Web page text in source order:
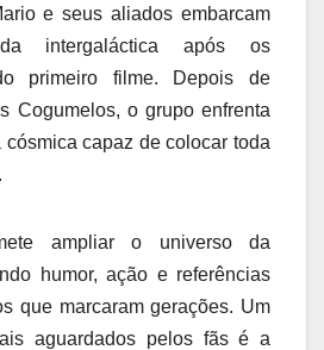
e seus aliados embarcam
intergaláctica após os
primeiro filme. Depois de
Cogumelos, o grupo enfrenta
cósmica capaz de colocar toda
ampliar o universo da
humor, ação e referências
que marcaram gerações. Um
aguardados pelos fãs é a